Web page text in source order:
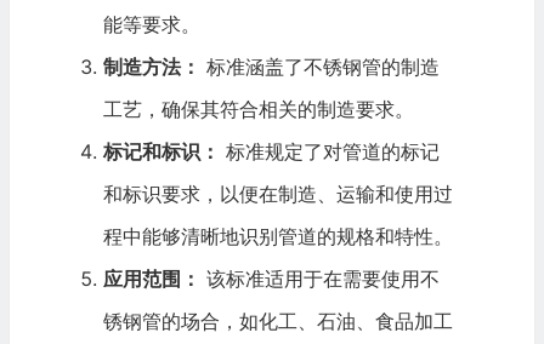
能等要求。
制造方法： 标准涵盖了不锈钢管的制造
工艺，确保其符合相关的制造要求。
标记和标识： 标准规定了对管道的标记
和标识要求，以便在制造、运输和使用过
程中能够清晰地识别管道的规格和特性。
应用范围： 该标准适用于在需要使用不
锈钢管的场合，如化工、石油、食品加工